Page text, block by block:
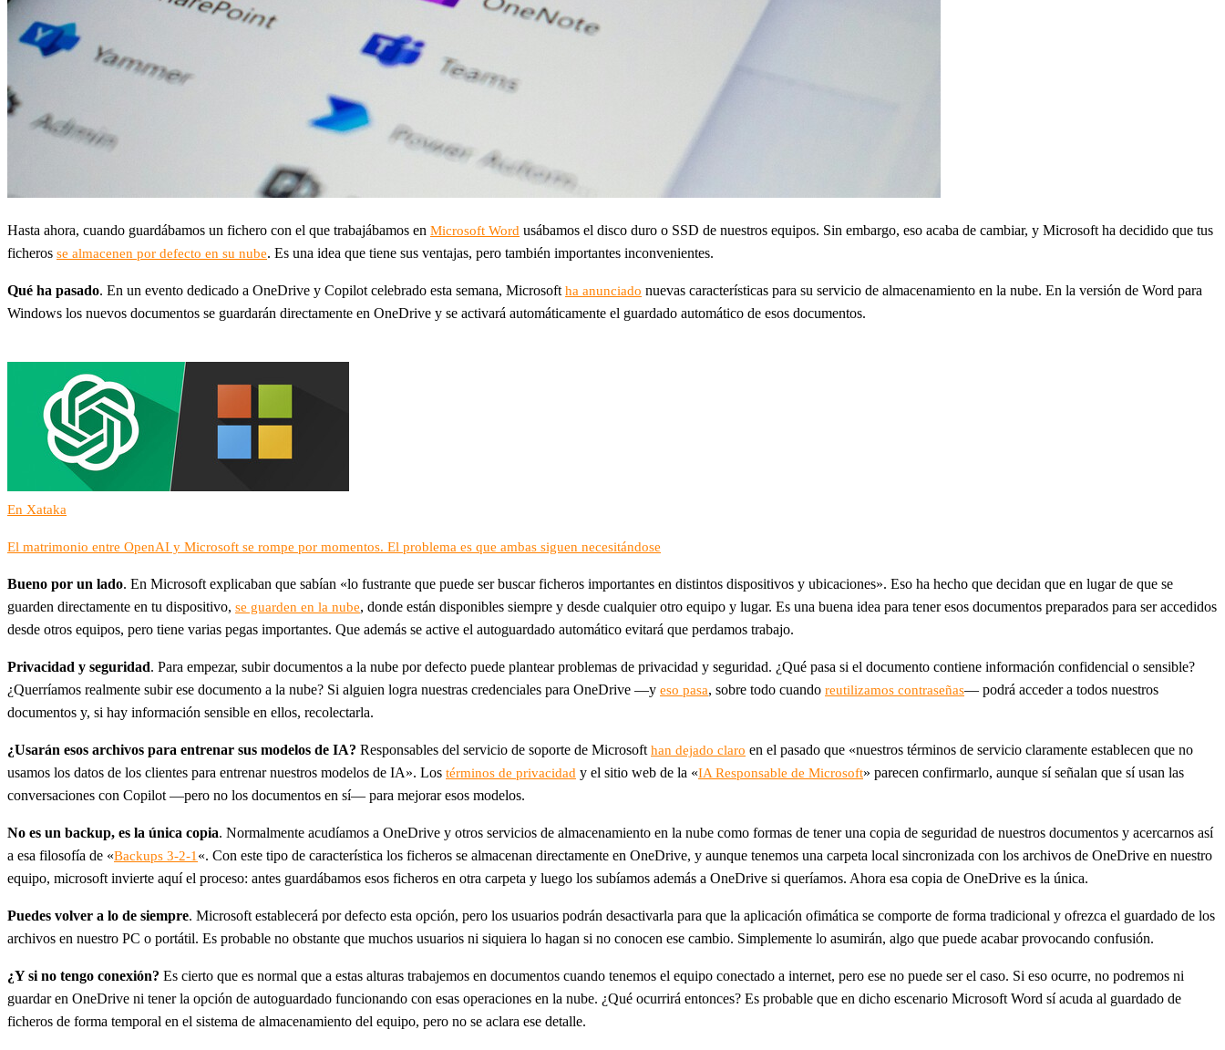
Hasta ahora, cuando guardábamos un fichero con el que trabajábamos en Microsoft Word usábamos el disco duro o SSD de nuestros equipos. Sin embargo, eso acaba de cambiar, y Microsoft ha decidido que tus
ficheros se almacenen por defecto en su nube. Es una idea que tiene sus ventajas, pero también importantes inconvenientes.
Qué ha pasado. En un evento dedicado a OneDrive y Copilot celebrado esta semana, Microsoft ha anunciado nuevas características para su servicio de almacenamiento en la nube. En la versión de Word para
Windows los nuevos documentos se guardarán directamente en OneDrive y se activará automáticamente el guardado automático de esos documentos.
En Xataka
El matrimonio entre OpenAI y Microsoft se rompe por momentos. El problema es que ambas siguen necesitándose
Bueno por un lado. En Microsoft explicaban que sabían «lo fustrante que puede ser buscar ficheros importantes en distintos dispositivos y ubicaciones». Eso ha hecho que decidan que en lugar de que se
guarden directamente en tu dispositivo, se guarden en la nube, donde están disponibles siempre y desde cualquier otro equipo y lugar. Es una buena idea para tener esos documentos preparados para ser accedidos
desde otros equipos, pero tiene varias pegas importantes. Que además se active el autoguardado automático evitará que perdamos trabajo.
Privacidad y seguridad. Para empezar, subir documentos a la nube por defecto puede plantear problemas de privacidad y seguridad. ¿Qué pasa si el documento contiene información confidencial o sensible?
¿Querríamos realmente subir ese documento a la nube? Si alguien logra nuestras credenciales para OneDrive —y eso pasa, sobre todo cuando reutilizamos contraseñas— podrá acceder a todos nuestros
documentos y, si hay información sensible en ellos, recolectarla.
¿Usarán esos archivos para entrenar sus modelos de IA? Responsables del servicio de soporte de Microsoft han dejado claro en el pasado que «nuestros términos de servicio claramente establecen que no
usamos los datos de los clientes para entrenar nuestros modelos de IA». Los términos de privacidad y el sitio web de la «IA Responsable de Microsoft» parecen confirmarlo, aunque sí señalan que sí usan las
conversaciones con Copilot —pero no los documentos en sí— para mejorar esos modelos.
No es un backup, es la única copia. Normalmente acudíamos a OneDrive y otros servicios de almacenamiento en la nube como formas de tener una copia de seguridad de nuestros documentos y acercarnos así
a esa filosofía de «Backups 3-2-1 «. Con este tipo de característica los ficheros se almacenan directamente en OneDrive, y aunque tenemos una carpeta local sincronizada con los archivos de OneDrive en nuestro
equipo, microsoft invierte aquí el proceso: antes guardábamos esos ficheros en otra carpeta y luego los subíamos además a OneDrive si queríamos. Ahora esa copia de OneDrive es la única.
Puedes volver a lo de siempre. Microsoft establecerá por defecto esta opción, pero los usuarios podrán desactivarla para que la aplicación ofimática se comporte de forma tradicional y ofrezca el guardado de los
archivos en nuestro PC o portátil. Es probable no obstante que muchos usuarios ni siquiera lo hagan si no conocen ese cambio. Simplemente lo asumirán, algo que puede acabar provocando confusión.
¿Y si no tengo conexión? Es cierto que es normal que a estas alturas trabajemos en documentos cuando tenemos el equipo conectado a internet, pero ese no puede ser el caso. Si eso ocurre, no podremos ni
guardar en OneDrive ni tener la opción de autoguardado funcionando con esas operaciones en la nube. ¿Qué ocurrirá entonces? Es probable que en dicho escenario Microsoft Word sí acuda al guardado de
ficheros de forma temporal en el sistema de almacenamiento del equipo, pero no se aclara ese detalle.